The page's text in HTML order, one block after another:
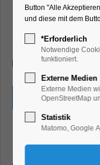
Ferienkalender,
Aktion
28.07.2026,
Eintritt frei
Button "Alle
und diese mit dem
*Erforderlich
Notwendige
funktioniert.
Externe Medien
Externe Medien
OpenStreetMap
Statistik
Matomo, Google